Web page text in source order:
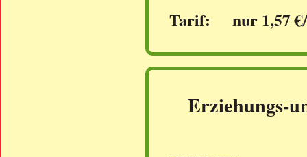
Tarif: nur 1,57
Erziehungs-